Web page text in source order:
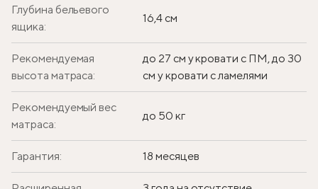
Глубина бельевого
ящика:
16,4 см
Рекомендуемая
высота матраса:
до 27 см у кровати с ПМ, до 30
см у кровати с ламелями
Рекомендуемый вес
матраса:
до 50 кг
Гарантия: 18 месяцев